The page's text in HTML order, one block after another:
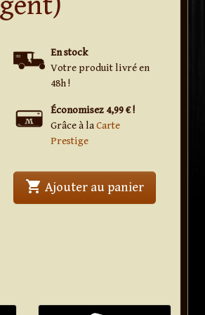
En stock
Votre produit livré en
48h !
Économisez 4,99 € !
Grâce à laCarte
Prestige
shopping_cart Ajouter au panier' . Ignite